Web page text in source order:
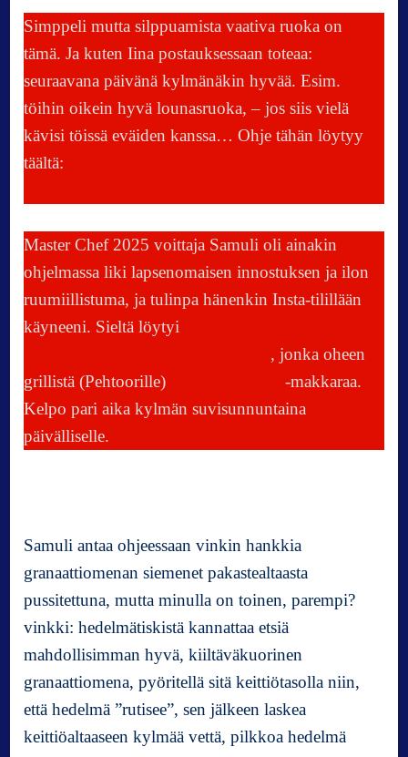
Simppeli mutta silppuamista vaativa ruoka on
tämä. Ja kuten Iina postauksessaan toteaa:
seuraavana päivänä kylmänäkin hyvää. Esim.
töihin oikein hyvä lounasruoka, – jos siis vielä
kävisi töissä eväiden kanssa… Ohje tähän löytyy
täältä:
Master Chef 2025 voittaja Samuli oli ainakin
ohjelmassa liki lapsenomaisen innostuksen ja ilon
ruumiillistuma, ja tulinpa hänenkin Insta-tilillään
käyneeni. Sieltä löytyi
, jonka oheen
grillistä (Pehtoorille)
Kapen Chorizo-makkaraa.
Kelpo pari aika kylmän suvisunnuntaina
päivälliselle.
Samuli antaa ohjeessaan vinkin hankkia
granaattiomenan siemenet pakastealtaasta
pussitettuna, mutta minulla on toinen, parempi?
vinkki: hedelmätiskistä kannattaa etsiä
mahdollisimman hyvä, kiiltäväkuorinen
granaattiomena, pyöritellä sitä keittiötasolla niin,
että hedelmä ”rutisee”, sen jälkeen laskea
keittiöaltaaseen kylmää vettä, pilkkoa hedelmä